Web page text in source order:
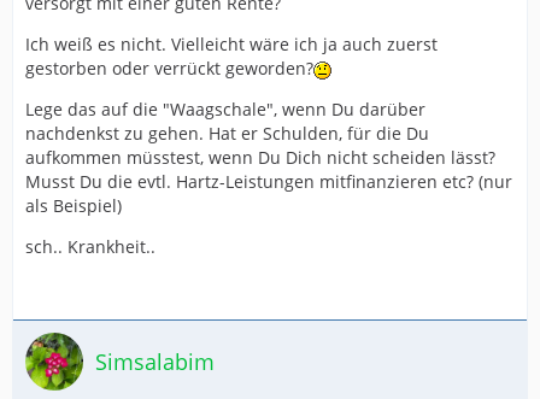
Ich weiß es nicht. Vielleicht wäre ich ja auch zuerst
gestorben oder verrückt geworden?
Lege das auf die "Waagschale", wenn Du darüber
nachdenkst zu gehen. Hat er Schulden, für die Du
aufkommen müsstest, wenn Du Dich nicht scheiden lässt?
Musst Du die evtl. Hartz-Leistungen mitfinanzieren etc? (nur
als Beispiel)
sch.. Krankheit..
Simsalabim